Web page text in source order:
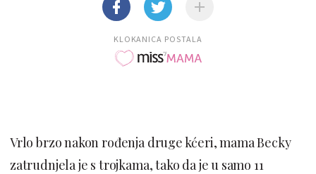
KLOKANICA POSTALA
Vrlo brzo nakon rođenja druge kćeri, mama Becky
zatrudnjela je s trojkama, tako da je u samo 11